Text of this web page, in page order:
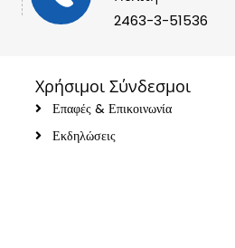
2463-3-51536
Χρήσιμοι Σύνδεσμοι
Επαφές & Επικοινωνία
Εκδηλώσεις